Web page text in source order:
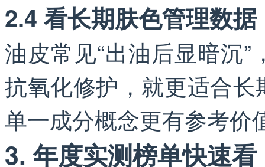
2.4 看长期肤色管理数据
油皮常见“出油后显暗沉
抗氧化修护，就更适合
单一成分概念更有参考价
3. 年度实测榜单快速看